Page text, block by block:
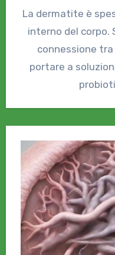
La dermatite è
interno del corpo.
connessione
portare a